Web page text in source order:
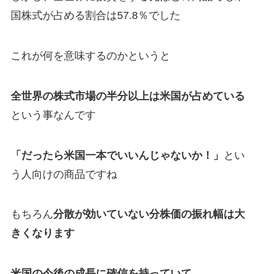
国株式が占める割合は57.8％でした
これが何を意味するのかというと
全世界の株式市場の半分以上は米国が占めている
という事なんです
「だったら米国一本でいいんじゃないか！」
とい
う人向けの商品ですね
もちろん分散が効いていない分株価の振れ幅は大
きくなります